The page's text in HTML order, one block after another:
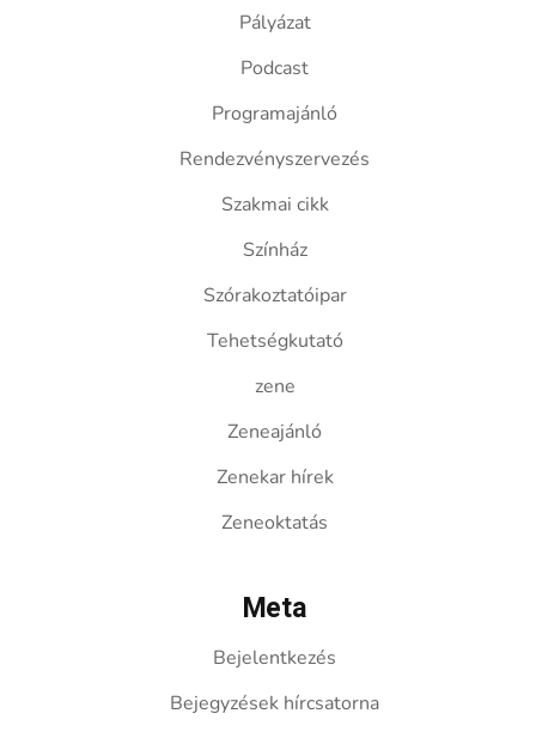
Pályázat
Podcast
Programajánló
Rendezvényszervezés
Szakmai cikk
Színház
Szórakoztatóipar
Tehetségkutató
zene
Zeneajánló
Zenekar hírek
Zeneoktatás
Meta
Bejelentkezés
Bejegyzések hírcsatorna